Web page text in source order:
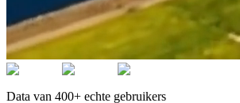
Data van 400+ echte gebruikers